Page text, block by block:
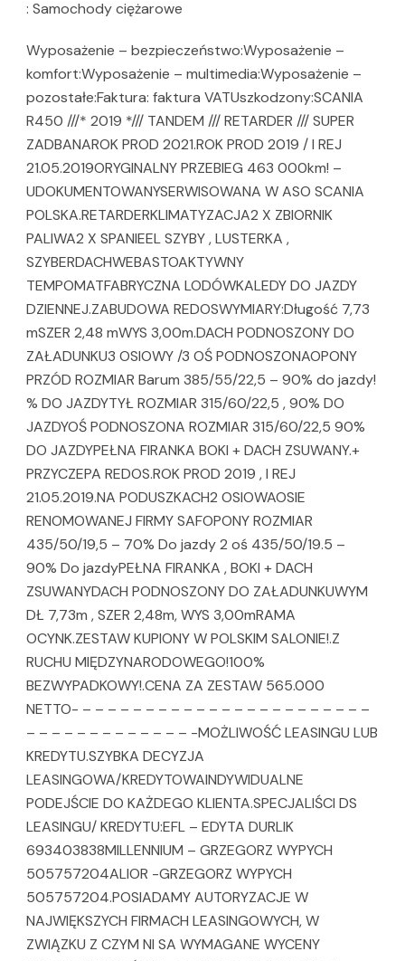
: Samochody ciężarowe
Wyposażenie – bezpieczeństwo:Wyposażenie –
komfort:Wyposażenie – multimedia:Wyposażenie –
pozostałe:Faktura: faktura VATUszkodzony:SCANIA
R450 ///* 2019 */// TANDEM /// RETARDER /// SUPER
ZADBANAROK PROD 2021.ROK PROD 2019 / I REJ
21.05.2019ORYGINALNY PRZEBIEG 463 000km! –
UDOKUMENTOWANYSERWISOWANA W ASO SCANIA
POLSKA.RETARDERKLIMATYZACJA2 X ZBIORNIK
PALIWA2 X SPANIEEL SZYBY , LUSTERKA ,
SZYBERDACHWEBASTOAKTYWNY
TEMPOMATFABRYCZNA LODÓWKALEDY DO JAZDY
DZIENNEJ.ZABUDOWA REDOSWYMIARY:Długość 7,73
mSZER 2,48 mWYS 3,00m.DACH PODNOSZONY DO
ZAŁADUNKU3 OSIOWY /3 OŚ PODNOSZONAOPONY
PRZÓD ROZMIAR Barum 385/55/22,5 – 90% do jazdy!
% DO JAZDYTYŁ ROZMIAR 315/60/22,5 , 90% DO
JAZDYOŚ PODNOSZONA ROZMIAR 315/60/22,5 90%
DO JAZDYPEŁNA FIRANKA BOKI + DACH ZSUWANY.+
PRZYCZEPA REDOS.ROK PROD 2019 , I REJ
21.05.2019.NA PODUSZKACH2 OSIOWAOSIE
RENOMOWANEJ FIRMY SAFOPONY ROZMIAR
435/50/19,5 – 70% Do jazdy 2 oś 435/50/19.5 –
90% Do jazdyPEŁNA FIRANKA , BOKI + DACH
ZSUWANYDACH PODNOSZONY DO ZAŁADUNKUWYM
DŁ 7,73m , SZER 2,48m, WYS 3,00mRAMA
OCYNK.ZESTAW KUPIONY W POLSKIM SALONIE!.Z
RUCHU MIĘDZYNARODOWEGO!100%
BEZWYPADKOWY!.CENA ZA ZESTAW 565.000
NETTO- – – – – – – – – – – – – – – – – – – – – – – –
– – – – – – – – – – – – – -MOŻLIWOŚĆ LEASINGU LUB
KREDYTU.SZYBKA DECYZJA
LEASINGOWA/KREDYTOWAINDYWIDUALNE
PODEJŚCIE DO KAŻDEGO KLIENTA.SPECJALIŚCI DS
LEASINGU/ KREDYTU:EFL – EDYTA DURLIK
693403838MILLENNIUM – GRZEGORZ WYPYCH
505757204ALIOR -GRZEGORZ WYPYCH
505757204.POSIADAMY AUTORYZACJE W
NAJWIĘKSZYCH FIRMACH LEASINGOWYCH, W
ZWIĄZKU Z CZYM NI SA WYMAGANE WYCENY